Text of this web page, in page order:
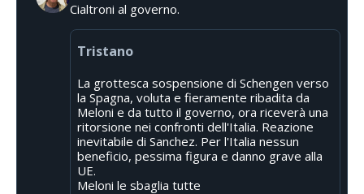
Cialtroni al governo.
Tristano
La grottesca sospensione di Schengen verso
la Spagna, voluta e fieramente ribadita da
Meloni e da tutto il governo, ora riceverà una
ritorsione nei confronti dell'Italia. Reazione
inevitabile di Sanchez. Per l'Italia nessun
beneficio, pessima figura e danno grave alla
UE.
Meloni le sbaglia tutte